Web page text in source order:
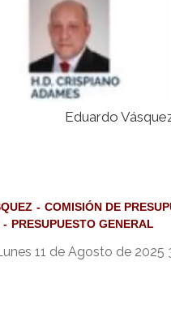
Eduardo
COMISIÓN DE
PRESUPUESTO GENERAL
11 de Agosto de 2025